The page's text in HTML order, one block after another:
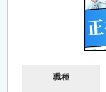
職種